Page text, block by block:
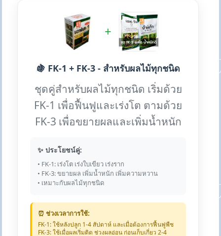
+
🍇 FK-1 + FK-3 - สำหรับผลไม้ทุกชนิด
ชุดคู่สำหรับผลไม้ทุกชนิด เริ่มด้วย
FK-1 เพื่อฟื้นฟูและเร่งโต ตามด้วย
FK-3 เพื่อขยายผลและเพิ่มน้ำหนัก
✨ ประโยชน์คู่:
• FK-1: เร่งโต เร่งใบเขียว เร่งราก
• FK-3: ขยายผล เพิ่มน้ำหนัก เพิ่มความหวาน
• เหมาะกับผลไม้ทุกชนิด
⏰ ช่วงเวลาการใช้:
FK-1: ใช้หลังปลูก 1-4 สัปดาห์ และเมื่อต้องการฟื้นฟูพืช
FK-3: ใช้เมื่อผลเริ่มติด ช่วงผลอ่อน ก่อนเก็บเกี่ยว 2-4